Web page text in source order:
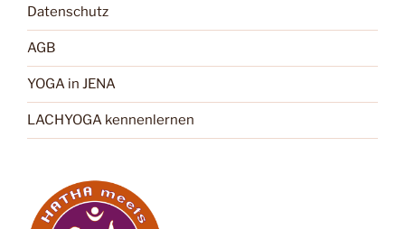
Datenschutz
AGB
YOGA in JENA
LACHYOGA kennenlernen